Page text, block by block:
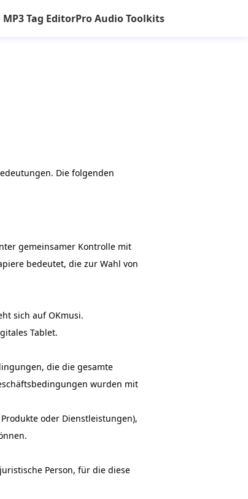
MP3 Tag EditorPro Audio Toolkits
Die folgenden
gemeinsamer Kontrolle mit
bedeutet, die zur Wahl von
sich auf OKmusi.
Tablet.
die die gesamte
wurden mit
oder Dienstleistungen),
Person, für die diese